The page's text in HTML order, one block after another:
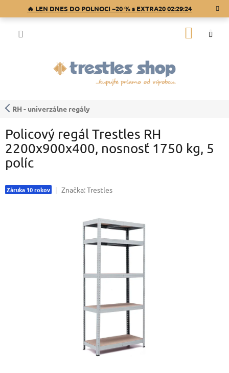
🔥 LEN DNES DO POLNOCI −20 % s EXTRA2002:29:24
RH - univerzálne regály
Policový regál Trestles RH
2200x900x400, nosnosť 1750 kg, 5
políc
Záruka 10 rokov Značka:Trestles